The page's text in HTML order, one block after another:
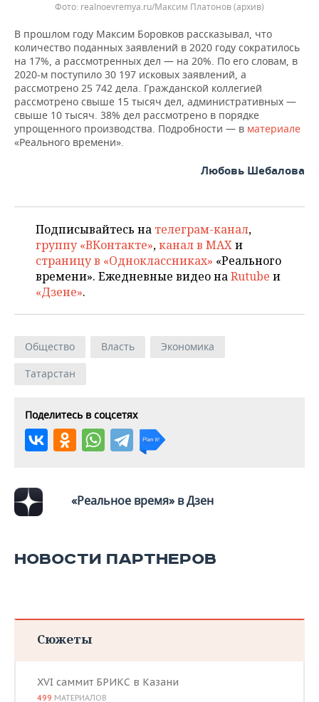
realnoevremya.ru/Максим Платонов(архив)
В прошлом году Максим Боровков рассказывал, что
количество поданных заявлений в 2020 году сократилось
на 17%, а рассмотренных дел — на 20%. По его словам, в
2020-м поступило 30 197 исковых заявлений, а
рассмотрено 25 742 дела. Гражданской коллегией
рассмотрено свыше 15 тысяч дел, административных —
свыше 10 тысяч. 38% дел рассмотрено в порядке
упрощенного производства. Подробности — в материале
«Реального времени».
Любовь Шебалова
Подписывайтесь на телеграм-канал,
группу «ВКонтакте»,канал в MAXи
страницу в «Одноклассниках» «Реального
времени». Ежедневные видео наRutube и
«Дзене».
Общество Власть
Экономика
Татарстан
Поделитесь в соцсетях
«Реальное время» в Дзен
НОВОСТИ ПАРТНЕРОВ
Сюжеты
XVI саммит БРИКС в Казани
499 МАТЕРИАЛОВ